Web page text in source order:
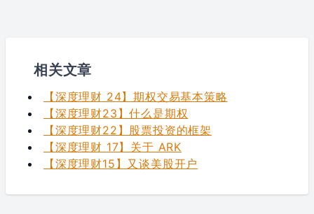
相关文章
【深度理财 24】期权交易基本策略
【深度理财23】什么是期权
【深度理财22】股票投资的框架
【深度理财 17】关于 ARK
【深度理财15】又谈美股开户